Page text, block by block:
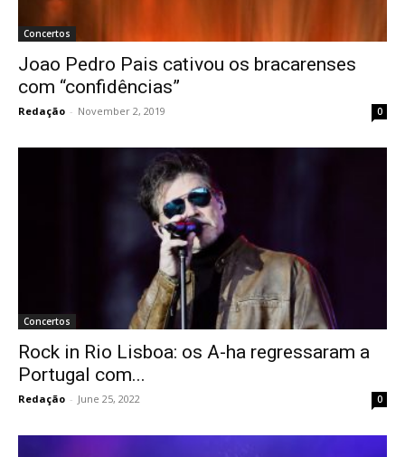
Concertos
Joao Pedro Pais cativou os bracarenses
com “confidências”
Redação - November 2, 2019 0
Concertos
Rock in Rio Lisboa: os A-ha regressaram a
Portugal com...
Redação - June 25, 2022 0